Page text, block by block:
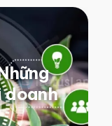
doanh